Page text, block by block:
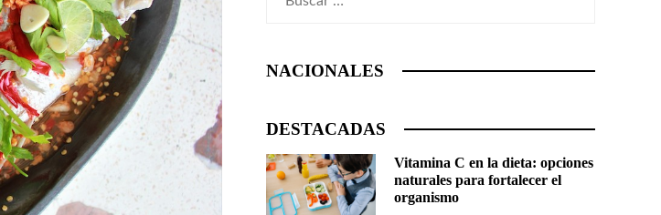
NACIONALES
DESTACADAS
Vitamina C en la dieta: opciones
naturales para fortalecer el
organismo